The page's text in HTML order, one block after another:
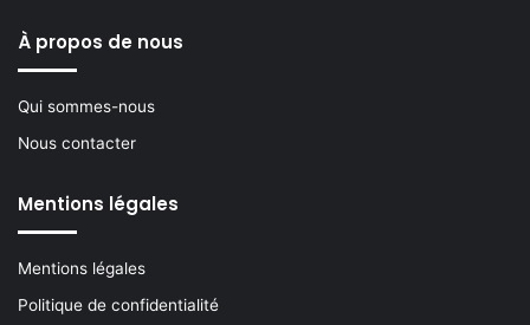
À propos de nous
Qui sommes-nous
Nous contacter
Mentions légales
Mentions légales
Politique de confidentialité